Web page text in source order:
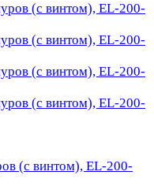
(с винтом), EL-200-